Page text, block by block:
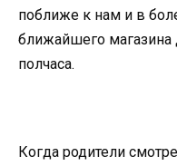
поближе к нам и в
ближайшего
полчаса.
Когда родители